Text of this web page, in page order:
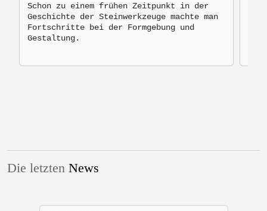
Schon zu einem frühen Zeitpunkt in der
Geschichte der Steinwerkzeuge machte man
Fortschritte bei der Formgebung und
Gestaltung.
Die letzten News